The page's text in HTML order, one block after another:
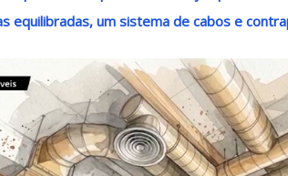
equilibradas, um sistema de cabos e